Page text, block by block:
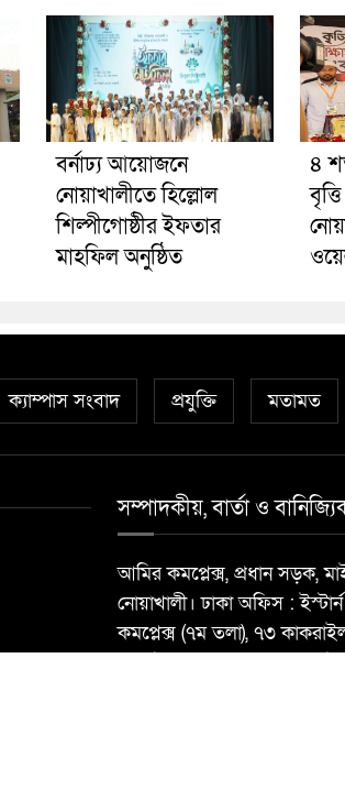
বর্নাঢ্য আয়োজনে
নোয়াখালীতে হিল্লোল
শিল্পীগোষ্ঠীর ইফতার
মাহফিল অনুষ্ঠিত
৪
ক্যাম্পাস সংবাদ প্রযুক্তি মতামত
সম্পাদকীয়, বার্তা ও
আমির কমপ্লেক্স, প্রধান সড়ক,
নোয়াখালী। ঢাকা অফিস : ইস্টার্ন
কমপ্লেক্স (৭ম তলা), ৭৩